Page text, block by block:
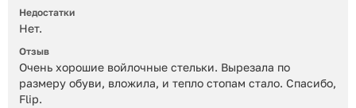
Недостатки
Нет.
Отзыв
Очень хорошие войлочные стельки. Вырезала по
размеру обуви, вложила, и тепло стопам стало. Спасибо,
Flip.